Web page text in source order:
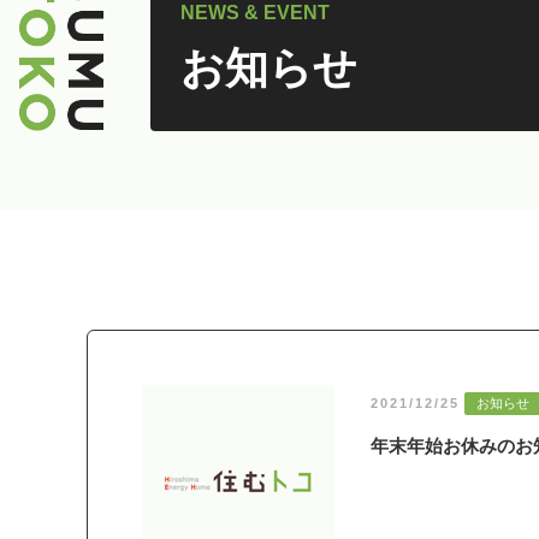
NEWS & EVENT
お知らせ
2021/12/25 お知らせ
年末年始お休みのお